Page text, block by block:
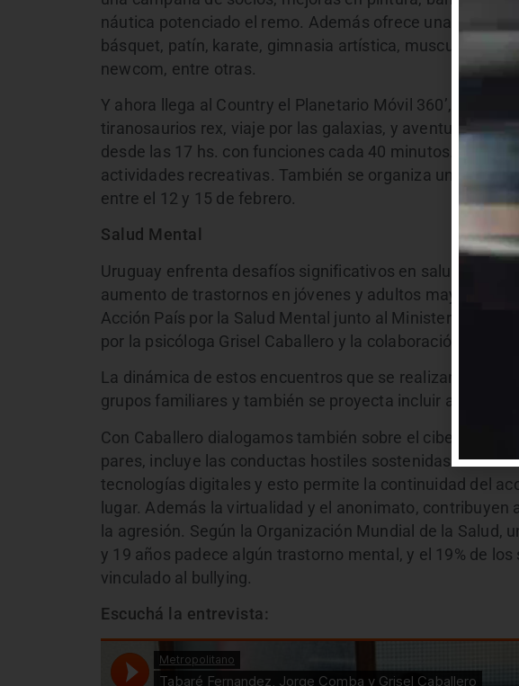
náutica potenciado el remo. Además ofrece una variada
básquet, patín, karate, gimnasia artística, musculación,
newcom, entre otras.
Y ahora llega al Country el Planetario Móvil 360’, una
tiranosaurios rex, viaje por las galaxias, y aventura
desde las 17 hs. con funciones cada 40 minutos.
actividades recreativas. También se organiza una Feria
entre el 12 y 15 de febrero.
Salud Mental
Uruguay enfrenta desafíos significativos en salud
aumento de trastornos en jóvenes y adultos mayores. En
Acción País por la Salud Mental junto al Ministerio de
por la psicóloga Grisel Caballero y la colaboración de
La dinámica de estos encuentros que se realizan los
grupos familiares y también se proyecta incluir a centros
Con Caballero dialogamos también sobre el
pares, incluye las conductas hostiles sostenidas en el
tecnologías digitales y esto permite la continuidad del
lugar. Además la virtualidad y el anonimato, contribuyen
la agresión. Según la Organización Mundial de la Salud,
y 19 años padece algún trastorno mental, y el 19% de
vinculado al bullying.
Escuchá la entrevista: